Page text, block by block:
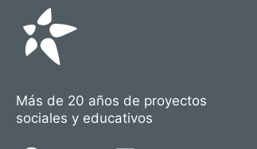
Más de 20 años de proyectos
sociales y educativos